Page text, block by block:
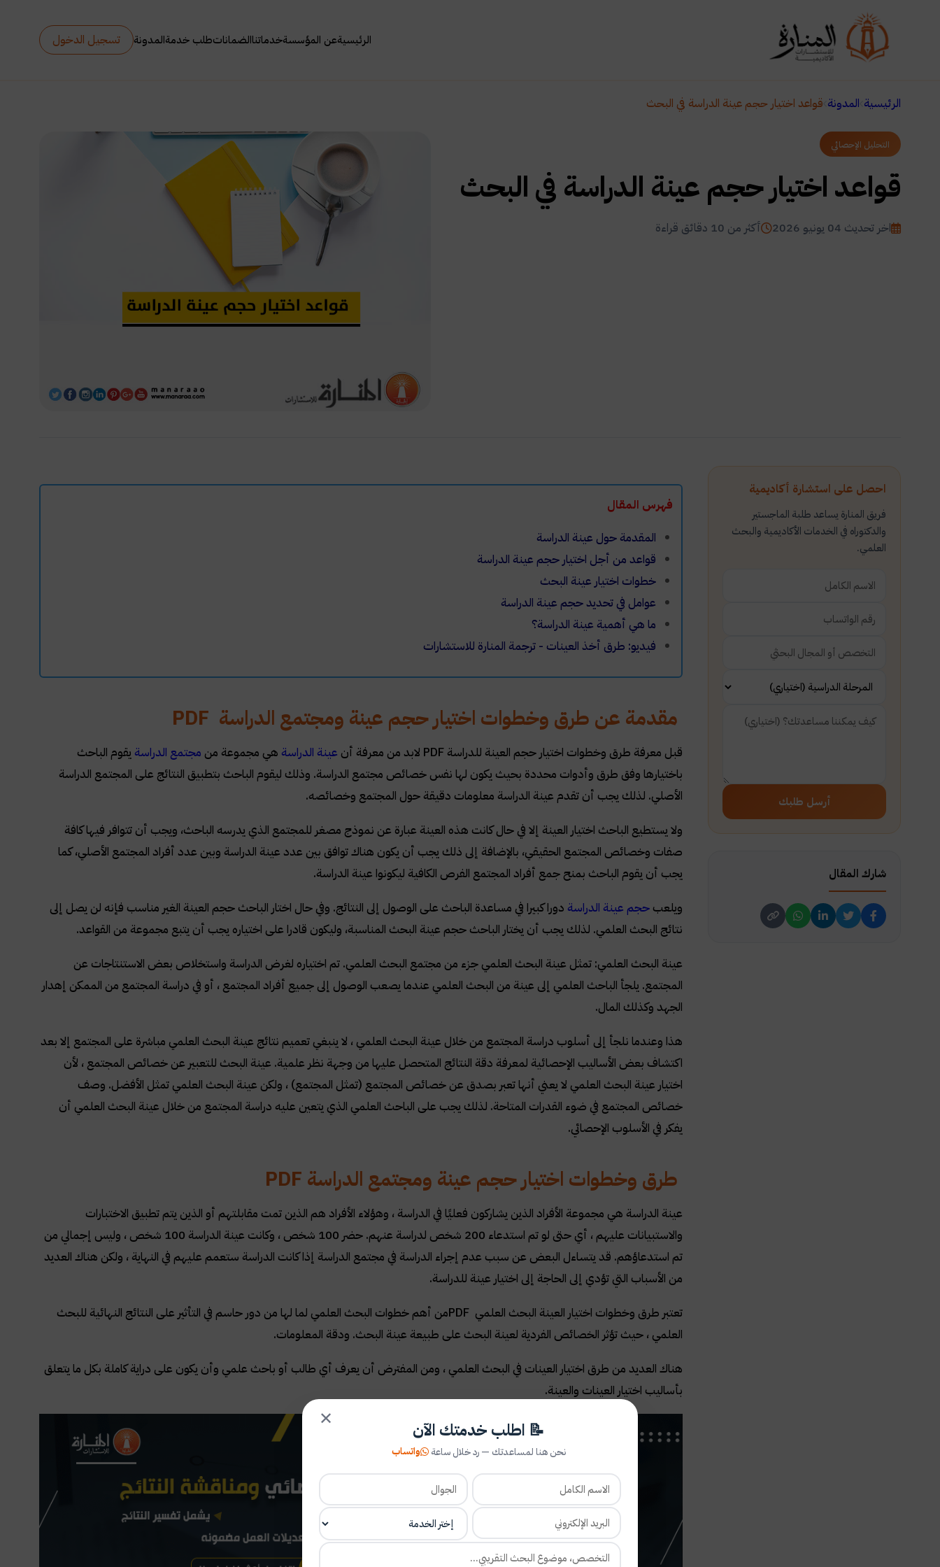
الرئيسيةعن المؤسسةخدماتناالضماناتطلب خدمةالمدونة تسجيل الدخول
الرئيسية المدونة قواعد اختيار حجم عينة الدراسة في البحث
التحليل الإحصائي
قواعد اختيار حجم عينة الدراسة في البحث
اخر تحديث 04 يونيو 2026 أكثر من 10 دقائق قراءة
احصل على استشارة أكاديمية
فريق المنارة يساعد طلبة الماجستير
والدكتوراه في الخدمات الأكاديمية والبحث
العلمي.
أرسل طلبك
شارك المقال
فهرس المقال
المقدمة حول عينة الدراسة
قواعد من أجل اختيار حجم عينة الدراسة
خطوات اختيار عينة البحث
عوامل في تحديد حجم عينة الدراسة
ما هي أهمية عينة الدراسة؟
​فيديو: طرق أخذ العينات - ترجمة المنارة للاستشارات
مقدمة عن طرق وخطوات اختيار حجم عينة ومجتمع الدراسة PDF
قبل معرفة طرق وخطوات اختيار حجم العينة للدراسة PDF لابد من معرفة أن عينة الدراسة هي مجموعة من مجتمع الدراسة يقوم الباحث
باختيارها وفق طرق وأدوات محددة بحيث يكون لها نفس خصائص مجتمع الدراسة. وذلك ليقوم الباحث بتطبيق النتائج على المجتمع الدراسة
الأصلي. لذلك يجب أن تقدم عينة الدراسة معلومات دقيقة حول المجتمع وخصائصه.
ولا يستطيع الباحث اختيار العينة إلا في حال كانت هذه العينة عبارة عن نموذج مصغر للمجتمع الذي يدرسه الباحث، ويجب أن تتوافر فيها كافة
صفات وخصائص المجتمع الحقيقي، بالإضافة إلى ذلك يجب أن يكون هناك توافق بين عدد عينة الدراسة وبين عدد أفراد المجتمع الأصلي، كما
يجب أن يقوم الباحث بمنح جمع أفراد المجتمع الفرص الكافية ليكونوا عينة الدراسة.
ويلعب حجم عينة الدراسة دورا كبيرا في مساعدة الباحث على الوصول إلى النتائج. وفي حال اختار الباحث حجم العينة الغير مناسب فإنه لن يصل إلى
نتائج البحث العلمي. لذلك يجب أن يختار الباحث حجم عينة البحث المناسبة، وليكون قادرا على اختياره يجب أن يتبع مجموعة من القواعد.
عينة البحث العلمي: تمثل عينة البحث العلمي جزء من مجتمع البحث العلمي. تم اختياره لغرض الدراسة واستخلاص بعض الاستنتاجات عن
المجتمع. يلجأ الباحث العلمي إلى عينة من البحث العلمي عندما يصعب الوصول إلى جميع أفراد المجتمع ، أو في دراسة المجتمع من الممكن إهدار
الجهد وكذلك المال.
هذا وعندما نلجأ إلى أسلوب دراسة المجتمع من خلال عينة البحث العلمي ، لا ينبغي تعميم نتائج عينة البحث العلمي مباشرة على المجتمع إلا بعد
اكتشاف بعض الأساليب الإحصائية لمعرفة دقة النتائج المتحصل عليها من وجهة نظر علمية. عينة البحث للتعبير عن خصائص المجتمع ، لأن
اختيار عينة البحث العلمي لا يعني أنها تعبر بصدق عن خصائص المجتمع (تمثل المجتمع) ، ولكن عينة البحث العلمي تمثل الأفضل. وصف
خصائص المجتمع في ضوء القدرات المتاحة. لذلك يجب على الباحث العلمي الذي يتعين عليه دراسة المجتمع من خلال عينة البحث العلمي أن
يفكر في الأسلوب الإحصائي.
طرق وخطوات اختيار حجم عينة ومجتمع الدراسة PDF
عينة الدراسة هي مجموعة الأفراد الذين يشاركون فعليًا في الدراسة ، وهؤلاء الأفراد هم الذين تمت مقابلتهم أو الذين يتم تطبيق الاختبارات
والاستبيانات عليهم ، أي حتى لو تم استدعاء 200 شخص لدراسة عنهم. حضر 100 شخص ، وكانت عينة الدراسة 100 شخص ، وليس إجمالي من
تم استدعاؤهم. قد يتساءل البعض عن سبب عدم إجراء الدراسة في مجتمع الدراسة إذا كانت الدراسة ستعمم عليهم في النهاية ، ولكن هناك العديد
من الأسباب التي تؤدي إلى الحاجة إلى اختيار عينة للدراسة.
تعتبر طرق وخطوات اختيار العينة البحث العلمي PDFمن أهم خطوات البحث العلمي لما لها من دور حاسم في التأثير على النتائج النهائية للبحث
العلمي ، حيث تؤثر الخصائص الفردية لعينة البحث على طبيعة عينة البحث. ودقة المعلومات.
هناك العديد من طرق اختيار العينات في البحث العلمي ، ومن المفترض أن يعرف أي طالب أو باحث علمي وأن يكون على دراية كاملة بكل ما يتعلق
بأساليب اختيار العينات والعينة.
✕
📝 اطلب خدمتك الآن
نحن هنا لمساعدتك — رد خلال ساعة واتساب